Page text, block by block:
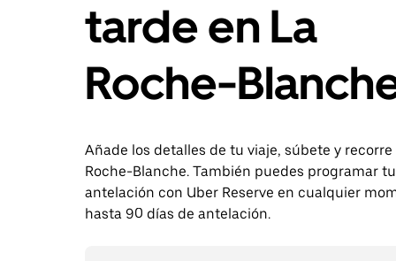
tarde en La
Roche-
Añade los detalles de tu viaje, súbete y recorre
Roche-Blanche. También puedes programar
antelación con Uber Reserve en cualquier
hasta 90 días de antelación.